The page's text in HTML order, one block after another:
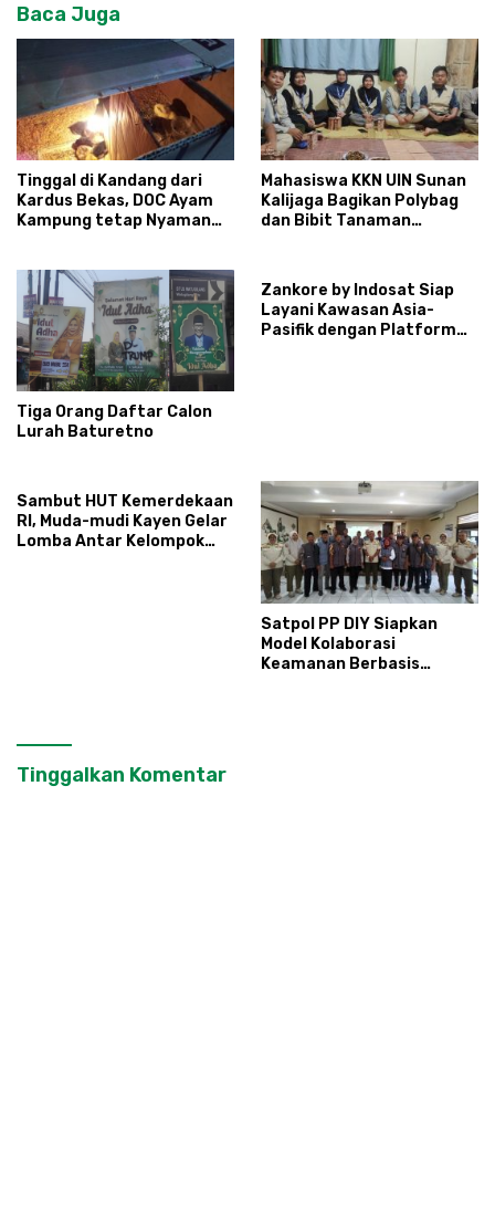
Baca Juga
Tinggal di Kandang dari
Kardus Bekas, DOC Ayam
Kampung tetap Nyaman
Mahasiswa KKN UIN Sunan
Kalijaga Bagikan Polybag
dan Bibit Tanaman
Tiga Orang Daftar Calon
Lurah Baturetno
Zankore by Indosat Siap
Layani Kawasan Asia-
Pasifik dengan Platform
Sambut HUT Kemerdekaan
RI, Muda-mudi Kayen Gelar
Lomba Antar Kelompok
Satpol PP DIY Siapkan
Model Kolaborasi
Keamanan Berbasis
Tinggalkan Komentar